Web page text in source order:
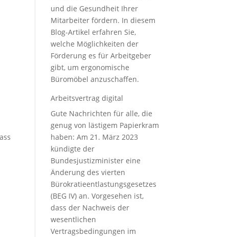
und die Gesundheit Ihrer
Mitarbeiter fördern. In diesem
Blog-Artikel erfahren Sie,
welche Möglichkeiten der
Förderung es für Arbeitgeber
gibt, um ergonomische
Büromöbel anzuschaffen.
Arbeitsvertrag digital
Gute Nachrichten für alle, die
genug von lästigem Papierkram
haben: Am 21. März 2023
kündigte der
Bundesjustizminister eine
Änderung des vierten
Bürokratieentlastungsgesetzes
(BEG IV) an. Vorgesehen ist,
dass der Nachweis der
wesentlichen
Vertragsbedingungen im